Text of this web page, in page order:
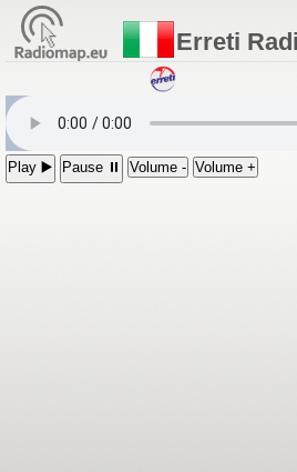
Erreti
Play ▶️ Pause ⏸ Volume - Volume +